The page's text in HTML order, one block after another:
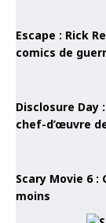
Escape : Rick
comics de
Disclosure Day
chef-d’œuvre
Scary Movie 6
moins